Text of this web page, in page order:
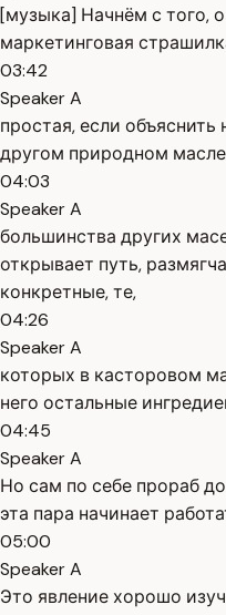
[музыка] Начнём с того,
маркетинговая
03:42
Speaker A
простая, если
другом природном
04:03
Speaker A
большинства других
открывает путь,
конкретные, те,
04:26
Speaker A
которых в касторовом
него остальные
04:45
Speaker A
Но сам по себе прораб
эта пара начинает
05:00
Speaker A
Это явление хорошо